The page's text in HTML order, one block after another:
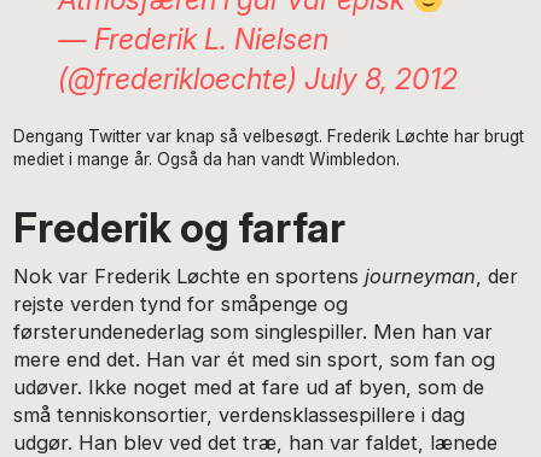
— Frederik L. Nielsen
(@frederikloechte) July 8, 2012
Dengang Twitter var knap så velbesøgt. Frederik Løchte har brugt
mediet i mange år. Også da han vandt Wimbledon.
Frederik og farfar
Nok var Frederik Løchte en sportensjourneyman, der
rejste verden tynd for småpenge og
førsterundenederlag som singlespiller. Men han var
mere end det. Han var ét med sin sport, som fan og
udøver. Ikke noget med at fare ud af byen, som de
små tenniskonsortier, verdensklassespillere i dag
udgør. Han blev ved det træ, han var faldet, lænede